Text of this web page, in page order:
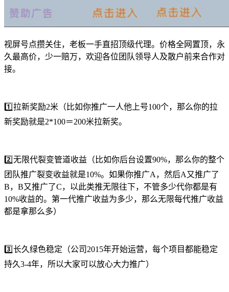
视屏号点攒关住，老板一手直招顶级代理。价格全网置顶，永
久最高价，少一赔万，欢迎各位团队领导人及散户前来合作对
接。
1️⃣拉新奖励2米（比如你推广一人他上号100个，那么你的拉
新奖励就是2*100＝200米拉新奖。
2️⃣无限代裂变管道收益（比如你后台设置90%，那么你的整个
团队推广裂变收益就是10%。如果你推广A，然后A又推广了
B，B又推广了C，以此类推无限往下，不管多少代你都是有
10%收益的。第一代推广收益为多少，那么无限每代推广收益
都是拿那么多）
3️⃣长久绿色稳定（公司2015年开始运营，每个项目都能稳定
持久3-4年，所以大家可以放心大力推广）